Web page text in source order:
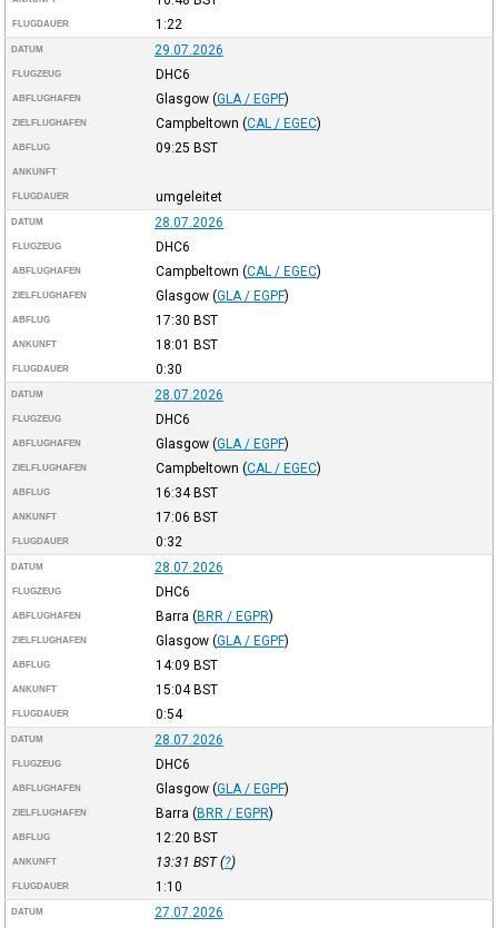
FLUGDAUER 1:22
DATUM 29.07.2026
FLUGZEUG DHC6
ABFLUGHAFEN Glasgow (GLA / EGPF)
ZIELFLUGHAFEN Campbeltown (CAL / EGEC)
ABFLUG 09:25 BST
ANKUNFT
FLUGDAUER umgeleitet
DATUM 28.07.2026
FLUGZEUG DHC6
ABFLUGHAFEN Campbeltown (CAL / EGEC)
ZIELFLUGHAFEN Glasgow (GLA / EGPF)
ABFLUG 17:30 BST
ANKUNFT 18:01 BST
FLUGDAUER 0:30
DATUM 28.07.2026
FLUGZEUG DHC6
ABFLUGHAFEN Glasgow (GLA / EGPF)
ZIELFLUGHAFEN Campbeltown (CAL / EGEC)
ABFLUG 16:34 BST
ANKUNFT 17:06 BST
FLUGDAUER 0:32
DATUM 28.07.2026
FLUGZEUG DHC6
ABFLUGHAFEN Barra (BRR / EGPR)
ZIELFLUGHAFEN Glasgow (GLA / EGPF)
ABFLUG 14:09 BST
ANKUNFT 15:04 BST
FLUGDAUER 0:54
DATUM 28.07.2026
FLUGZEUG DHC6
ABFLUGHAFEN Glasgow (GLA / EGPF)
ZIELFLUGHAFEN Barra (BRR / EGPR)
ABFLUG 12:20 BST
ANKUNFT 13:31 BST(?)
FLUGDAUER 1:10
DATUM 27.07.2026